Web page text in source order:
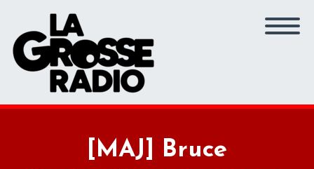
[MAJ] Bruce